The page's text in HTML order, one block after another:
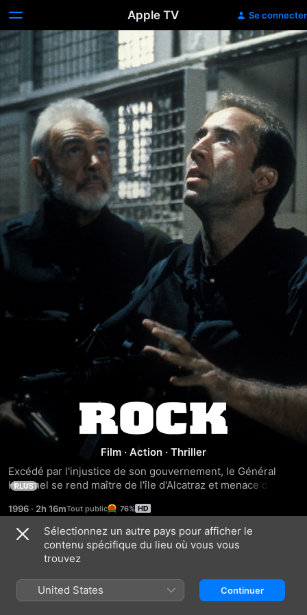
Apple TV Se connecter
Rock
Film · Action · Thriller
Excédé par l'injustice de son gouvernement, le Général
Hummel se rend maître de l'île d'Alcatraz et menace de
chargés de le contrer : un expert en armes chimiques,
Stanley Goodspeed, et John Patrick Mason, l'unique
prisonnier à s'être évadé d'Alcatraz. Ils se rendent
ensemble sur l'île afin de stopper les projets destructeurs
PLUS
1996 · 2h 16m 76%
Bandes-annonces
Sélectionnez un autre pays pour afficher le
contenu spécifique du lieu où vous vous
trouvez
United States Continuer